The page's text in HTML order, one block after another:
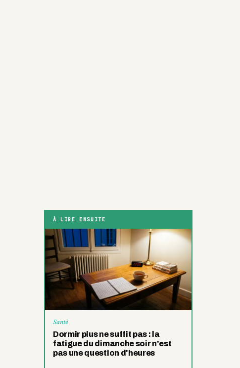
À LIRE ENSUITE
Santé
Dormir plus ne suffit pas : la
fatigue du dimanche soir n'est
pas une question d'heures